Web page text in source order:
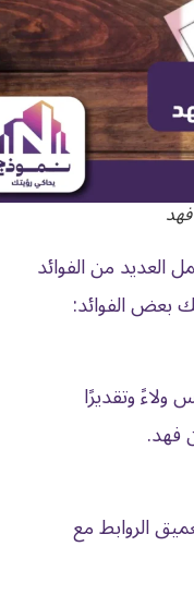
فهد
العديد من الفوائد
بعض الفوائد:
ولاءً وتقديرًا
فهد.
الروابط مع